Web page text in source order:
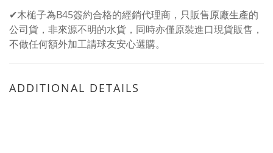
✔木槌子為B45簽約合格的經銷代理商，只販售原廠生產的
公司貨，非來源不明的水貨，同時亦僅原裝進口現貨販售，
不做任何額外加工請球友安心選購。
ADDITIONAL DETAILS